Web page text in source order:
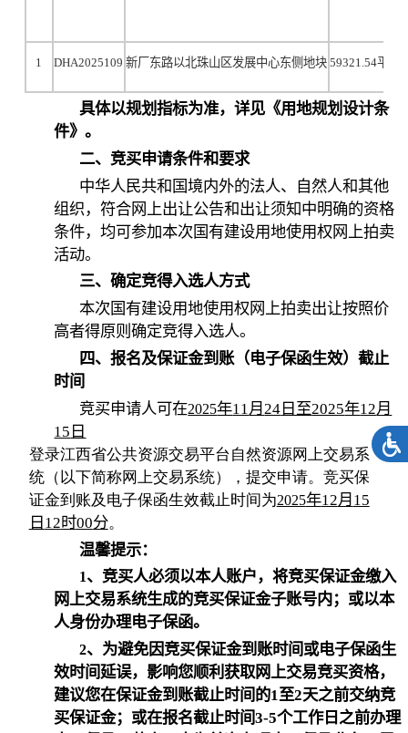
1 DHA2025109 新厂东路以北珠山区发展中心东侧地块 59321.54平方
具体以规划指标为准，详见《用地规划设计条
件》。
二、竞买申请条件和要求
中华人民共和国境内外的法人、自然人和其他
组织，符合网上出让公告和出让须知中明确的资格
条件，均可参加本次国有建设用地使用权网上拍卖
活动。
三、确定竞得入选人方式
本次国有建设用地使用权网上拍卖出让按照价
高者得原则确定竞得入选人。
四、报名及保证金到账（电子保函生效）截止
时间
竞买申请人可在2025年11 月 24 日至2025年12月
15 日
登录江西省公共资源交易平台自然资源网上交易系
统（以下简称网上交易系统），提交申请。竞买保
证金到账及电子保函生效截止时间为2025年12月 15
日 12时00分。
温馨提示：
1、竞买人必须以本人账户，将竞买保证金缴入
网上交易系统生成的竞买保证金子账号内；或以本
人身份办理电子保函。
2、为避免因竞买保证金到账时间或电子保函生
效时间延误，影响您顺利获取网上交易竞买资格，
建议您在保证金到账截止时间的1至2天之前交纳竞
买保证金；或在报名截止时间3-5个工作日之前办理